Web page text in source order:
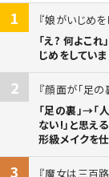
1
娘がいじめを
「え? 何よこ
じめをしてい
2
顔面が「足の
「足の裏」→「
ない!」と思え
形級メイクを
3
魔女は三百